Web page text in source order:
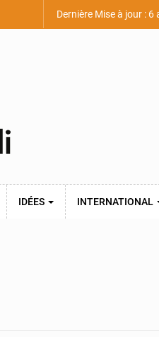
Dernière Mise à jour :
IDÉES INTERNATIONAL